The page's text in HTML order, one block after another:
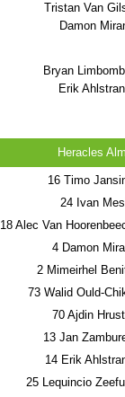
Tristan Van
Damon
Bryan
Erik
Heracles
16Timo
24Ivan
18Alec Van
4Damon
2Mimeirhel
73Walid Ould-
70Ajdin
13Jan
14Erik
25Lequincio